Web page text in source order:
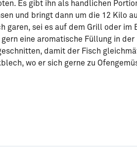
gebratener Wolfsbarsch auf cremigen
mit Grapefruit, Feta und Oliven.
Es gibt ihn als handlichen
und bringt dann um die 12 Kilo
garen, sei es auf dem Grill oder im
eine aromatische Füllung in der
damit der Fisch
wo er sich gerne zu